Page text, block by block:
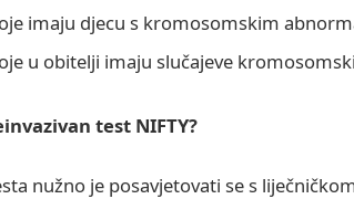
imaju djecu s kromosomskim
u obitelji imaju slučajeve
test NIFTY?
nužno je posavjetovati se s